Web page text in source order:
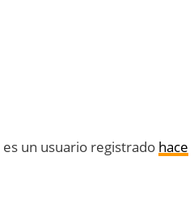
un usuario registrado hace